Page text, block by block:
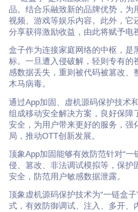
品。结合乐融致新的品牌优势，为
视频、游戏等娱乐内容。此外，它
分享获得激励收益，由此将赋予电
盒子作为连接家庭网络的中枢，是
标。一旦遭入侵破解，轻则专有的
感数据丢失，重则被代码被篡改、
木马病毒。
通过App加固、虚机源码保护技术
组成移动安全解决方案，良好保障
安全，为用户带来更好的服务，强
局，推动OTT创新发展。
顶象App加固能够有效防范针对“一
侵、篡改、非法调试模拟等，保护
安全，防范用户敏感数据泄露。
顶象虚机源码保护技术为“一链盒
式，有效防御调试、注入、多开、